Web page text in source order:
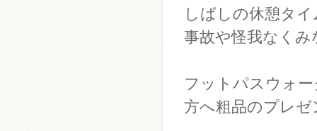
しばしの休憩タ
事故や怪我なく
フットパスウォ
方へ粗品のプレ